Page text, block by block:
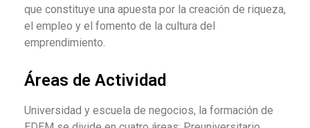
que constituye una apuesta por la creación de riqueza,
el empleo y el fomento de la cultura del
emprendimiento.
Áreas de Actividad
Universidad y escuela de negocios, la formación de